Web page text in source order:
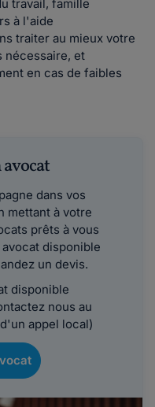
travail, famille
à l'aide
traiter au mieux votre
nécessaire, et
en cas de faibles
dans vos
mettant à votre
prêts à vous
disponible
un devis.
disponible
nous au
appel local)